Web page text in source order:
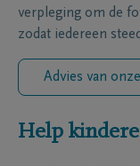
verpleging om de
zodat iedereen
Advies van
Help